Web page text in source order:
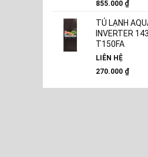
855.000 ₫
TỦ LẠNH
INVERTER
T150FA
LIÊN HỆ
270.000 ₫